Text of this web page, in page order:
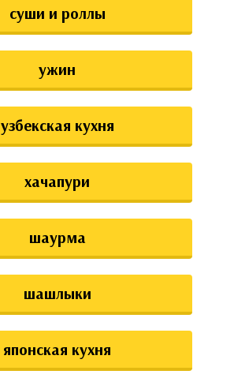
суши и роллы
ужин
узбекская кухня
хачапури
шаурма
шашлыки
японская кухня